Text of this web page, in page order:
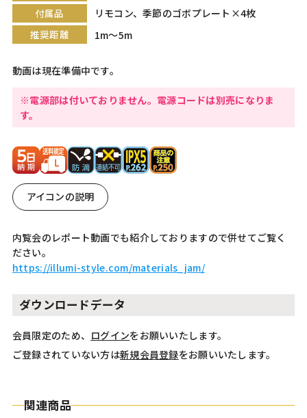
付属品
リモコン、季節のゴボプレート×4枚
推奨距離
1m〜5m
動画は現在準備中です。
※電源部は付いておりません。電源コードは別売になりま
す。
アイコンの説明
内覧会のレポート動画でも紹介しておりますので併せてご覧く
ださい。
https://illumi-style.com/materials_jam/
ダウンロードデータ
会員限定のため、 ログインをお願いいたします。
ご登録されていない方は新規会員登録をお願いいたします。
関連商品